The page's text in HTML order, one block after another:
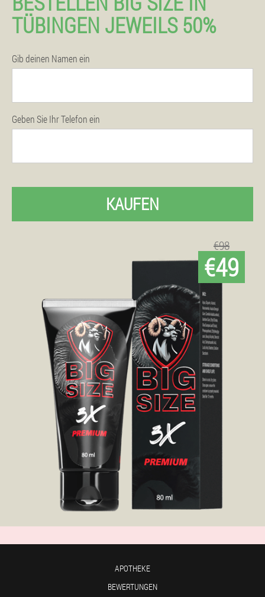
TÜBINGEN JEWEILS 50%
Gib deinen Namen ein
Geben Sie Ihr Telefon ein
KAUFEN
€98
€49
APOTHEKE
BEWERTUNGEN